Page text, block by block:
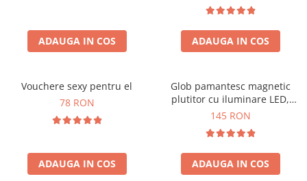
ADAUGA IN COS ADAUGA IN COS
Vouchere sexy pentru el
78 RON
ADAUGA IN COS
Glob pamantesc magnetic
plutitor cu iluminare LED,
Forma C
145 RON
ADAUGA IN COS